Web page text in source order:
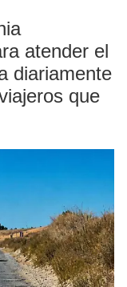
atender el
diariamente
que